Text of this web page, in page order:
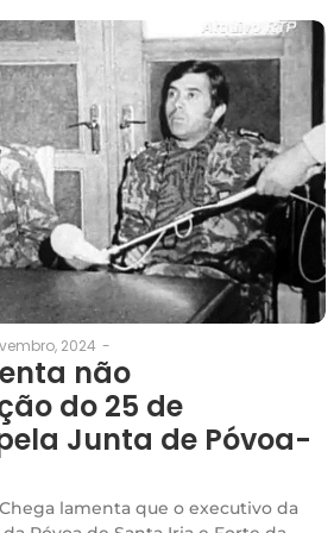
2024 -
não
do 25 de
Junta de Póvoa-
lamenta que o executivo da